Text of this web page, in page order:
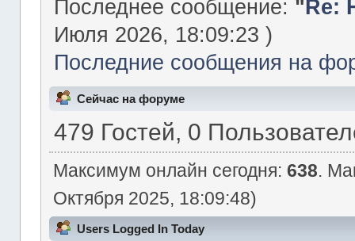
Последнее сообщение: "Re:
Июля 2026, 18:09:23 )
Последние сообщения на
Сейчас на форуме
479 Гостей, 0
Максимум онлайн сегодня: 638.
Октября 2025, 18:09:48)
Users Logged In Today